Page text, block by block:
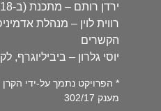
ירדן רותם – מתכנת (ב-2019-2018)
רווית לוין – מנהלת
הקשרים
יוסי גלרון – ביביליוגרף,
* הפרויקט נתמך על-ידי
מענק 302/17